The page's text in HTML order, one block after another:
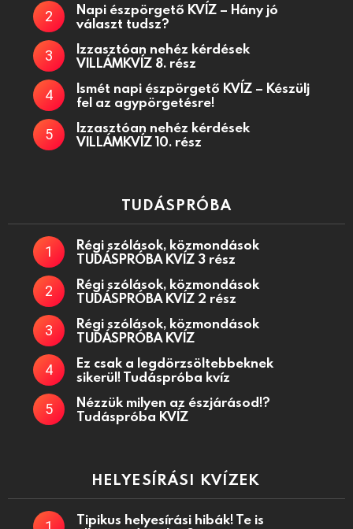
Napi észpörgető KVÍZ – Hány jó
választ tudsz?
Izzasztóan nehéz kérdések
VILLÁMKVÍZ 8. rész
Ismét napi észpörgető KVÍZ – Készülj
fel az agypörgetésre!
Izzasztóan nehéz kérdések
VILLÁMKVÍZ 10. rész
TUDÁSPRÓBA
Régi szólások, közmondások
TUDÁSPRÓBA KVÍZ 3 rész
Régi szólások, közmondások
TUDÁSPRÓBA KVÍZ 2 rész
Régi szólások, közmondások
TUDÁSPRÓBA KVÍZ
Ez csak a legdörzsöltebbeknek
sikerül! Tudáspróba kvíz
Nézzük milyen az észjárásod!?
Tudáspróba KVÍZ
HELYESÍRÁSI KVÍZEK
Tipikus helyesírási hibák! Te is